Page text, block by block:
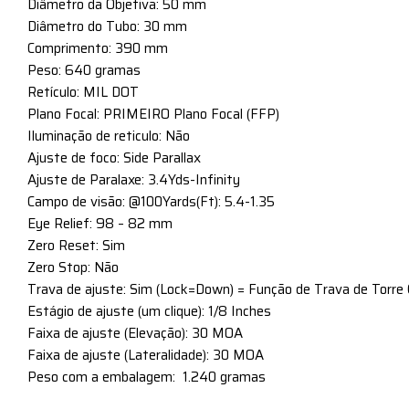
Diâmetro da Objetiva: 50 mm
Diâmetro do Tubo: 30 mm
Comprimento: 390 mm
Peso: 640 gramas
Retículo: MIL DOT
Plano Focal: PRIMEIRO Plano Focal (FFP)
Iluminação de reticulo: Não
Ajuste de foco: Side Parallax
Ajuste de Paralaxe: 3.4Yds-Infinity
Campo de visão: @100Yards(Ft): 5.4-1.35
Eye Relief: 98 – 82 mm
Zero Reset: Sim
Zero Stop: Não
Trava de ajuste: Sim (Lock=Down) = Função de Trava de Torre
Estágio de ajuste (um clique): 1/8 Inches
Faixa de ajuste (Elevação): 30 MOA
Faixa de ajuste (Lateralidade): 30 MOA
Peso com a embalagem: 1.240 gramas